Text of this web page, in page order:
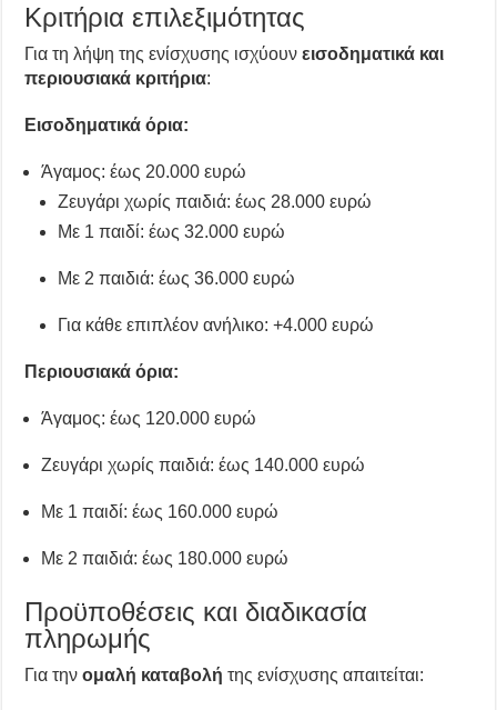
Κριτήρια επιλεξιμότητας
Για τη λήψη της ενίσχυσης ισχύουνεισοδηματικά και
περιουσιακά κριτήρια:
Εισοδηματικά όρια:
Άγαμος: έως 20.000 ευρώ
Ζευγάρι χωρίς παιδιά: έως 28.000 ευρώ
Με 1 παιδί: έως 32.000 ευρώ
Με 2 παιδιά: έως 36.000 ευρώ
Για κάθε επιπλέον ανήλικο: +4.000 ευρώ
Περιουσιακά όρια:
Άγαμος: έως 120.000 ευρώ
Ζευγάρι χωρίς παιδιά: έως 140.000 ευρώ
Με 1 παιδί: έως 160.000 ευρώ
Με 2 παιδιά: έως 180.000 ευρώ
Προϋποθέσεις και διαδικασία
πληρωμής
Για τηνομαλή καταβολή της ενίσχυσης απαιτείται: